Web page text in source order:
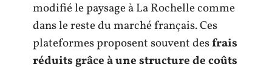
modifié le paysage à La Rochelle comme
dans le reste du marché français. Ces
plateformes proposent souvent desfrais
réduits grâce à une structure de coûts